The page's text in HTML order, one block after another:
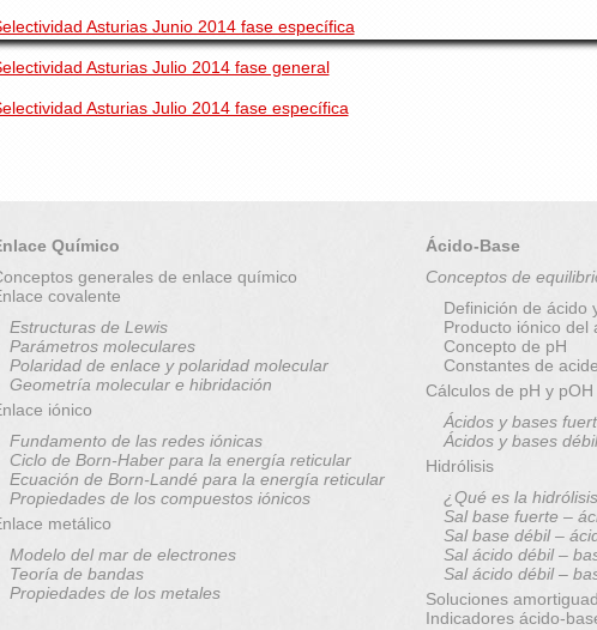
Asturias Junio 2014 fase específica
Asturias Julio 2014 fase general
Asturias Julio 2014 fase específica
Químico
generales de enlace químico
covalente
Estructuras de Lewis
Parámetros moleculares
Polaridad de enlace y polaridad molecular
Geometría molecular e hibridación
iónico
Fundamento de las redes iónicas
Ciclo de Born-Haber para la energía reticular
Ecuación de Born-Landé para la energía reticular
Propiedades de los compuestos iónicos
metálico
Modelo del mar de electrones
Teoría de bandas
Propiedades de los metales
Ácido-Base
Conceptos de
Definición de ácido
Producto iónico del
Concepto de pH
Constantes de
Cálculos de pH y pOH
Ácidos y bases
Ácidos y bases
Hidrólisis
¿Qué es la
Sal base fuerte –
Sal base débil –
Sal ácido débil –
Sal ácido débil –
Soluciones
Indicadores ácido-